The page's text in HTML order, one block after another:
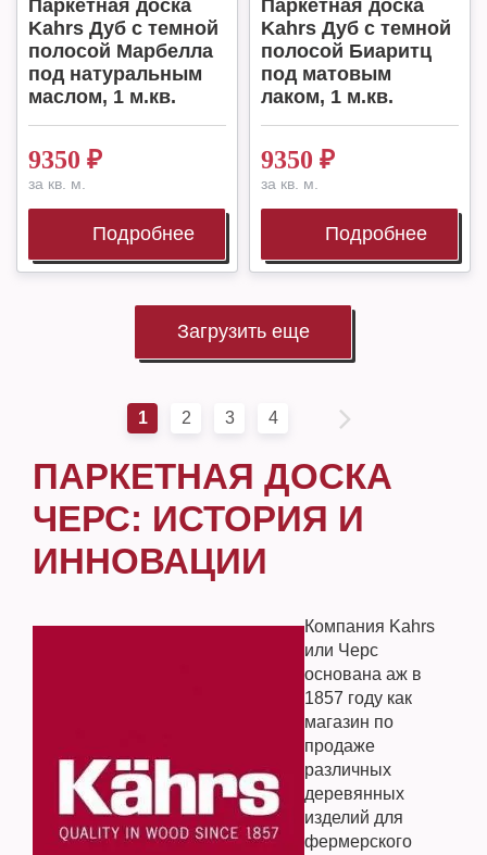
Паркетная доска
Kahrs Дуб с темной
полосой Марбелла
под натуральным
маслом, 1 м.кв.
9350 ₽
за кв. м.
Подробнее
Паркетная доска
Kahrs Дуб с темной
полосой Биаритц
под матовым
лаком, 1 м.кв.
9350 ₽
за кв. м.
Подробнее
Загрузить еще
1 2 3 4
ПАРКЕТНАЯ ДОСКА
ЧЕРС: ИСТОРИЯ И
ИННОВАЦИИ
Компания Kahrs
или Черс
основана аж в
1857 году как
магазин по
продаже
различных
деревянных
изделий для
фермерского